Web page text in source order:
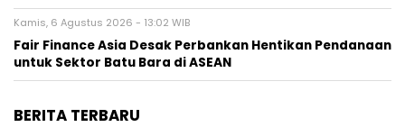
Kamis, 6 Agustus 2026 - 13:02 WIB
Fair Finance Asia Desak Perbankan Hentikan Pendanaan
untuk Sektor Batu Bara di ASEAN
BERITA TERBARU